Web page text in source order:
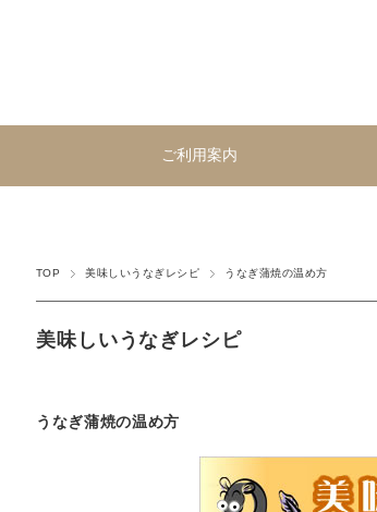
ご利用案内
TOP 美味しいうなぎレシピ うなぎ蒲焼の温め方
美味しいうなぎレシピ
うなぎ蒲焼の温め方